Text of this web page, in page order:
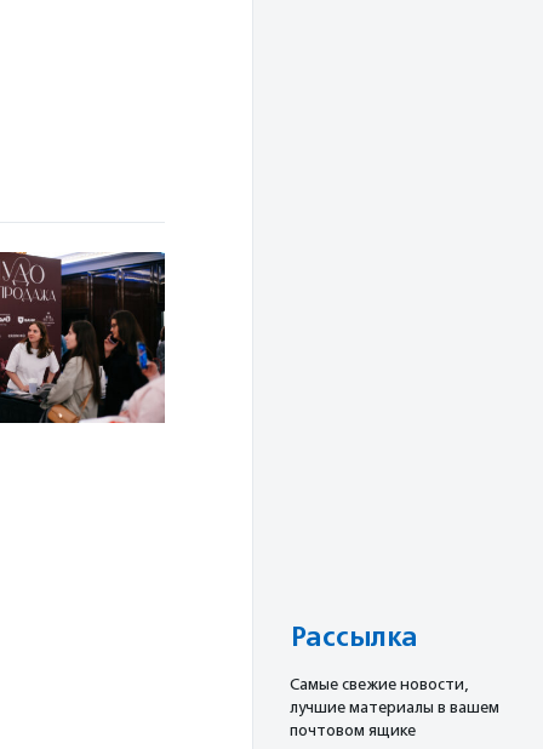
Рассылка
Cамые свежие новости,
лучшие материалы в вашем
почтовом ящике